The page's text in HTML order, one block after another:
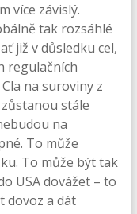
více závislý.
tak rozsáhlé
již v důsledku cel,
regulačních
na suroviny z
stále
na
To může
To může být tak
USA dovážet – to
dovoz a dát